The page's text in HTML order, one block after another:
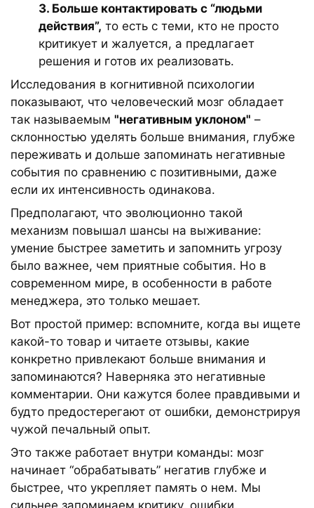
3. Больше контактировать с “людьми
действия”, то есть с теми, кто не просто
критикует и жалуется, а предлагает
решения и готов их реализовать.
Исследования в когнитивной психологии
показывают, что человеческий мозг обладает
так называемым "негативным уклоном" –
склонностью уделять больше внимания, глубже
переживать и дольше запоминать негативные
события по сравнению с позитивными, даже
если их интенсивность одинакова.
Предполагают, что эволюционно такой
механизм повышал шансы на выживание:
умение быстрее заметить и запомнить угрозу
было важнее, чем приятные события. Но в
современном мире, в особенности в работе
менеджера, это только мешает.
Вот простой пример: вспомните, когда вы ищете
какой-то товар и читаете отзывы, какие
конкретно привлекают больше внимания и
запоминаются? Наверняка это негативные
комментарии. Они кажутся более правдивыми и
будто предостерегают от ошибки, демонстрируя
чужой печальный опыт.
Это также работает внутри команды: мозг
начинает “обрабатывать” негатив глубже и
быстрее, что укрепляет память о нем. Мы
сильнее запоминаем критику, ошибки,